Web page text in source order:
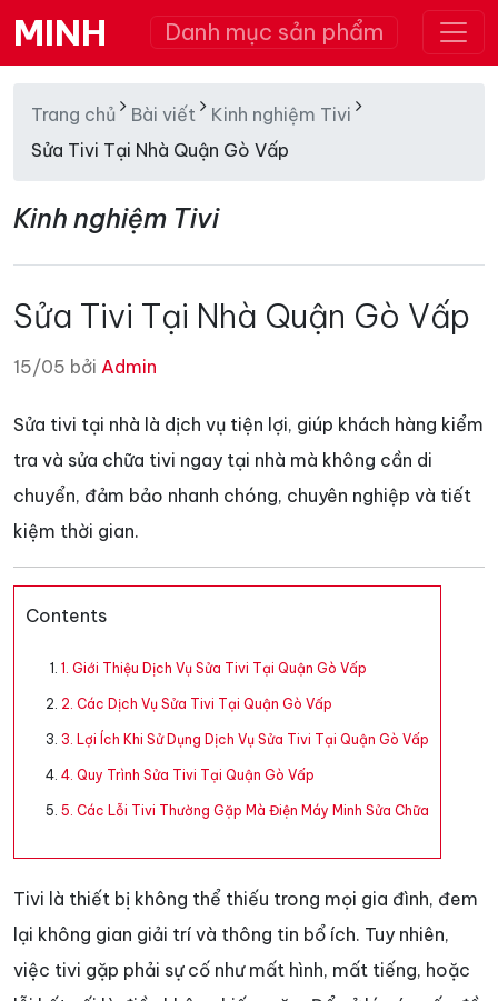
MINH Danh mục sản phẩm
Trang chủ Bài viết
Kinh nghiệm Tivi
Sửa Tivi Tại Nhà Quận Gò Vấp
Kinh nghiệm Tivi
Sửa Tivi Tại Nhà Quận Gò Vấp
15/05 bởi Admin
Sửa tivi tại nhà là dịch vụ tiện lợi, giúp khách hàng kiểm
tra và sửa chữa tivi ngay tại nhà mà không cần di
chuyển, đảm bảo nhanh chóng, chuyên nghiệp và tiết
kiệm thời gian.
Contents
1. Giới Thiệu Dịch Vụ Sửa Tivi Tại Quận Gò Vấp
2. Các Dịch Vụ Sửa Tivi Tại Quận Gò Vấp
3. Lợi Ích Khi Sử Dụng Dịch Vụ Sửa Tivi Tại Quận Gò Vấp
4. Quy Trình Sửa Tivi Tại Quận Gò Vấp
5. Các Lỗi Tivi Thường Gặp Mà Điện Máy Minh Sửa Chữa
Tivi là thiết bị không thể thiếu trong mọi gia đình, đem
lại không gian giải trí và thông tin bổ ích. Tuy nhiên,
việc tivi gặp phải sự cố như mất hình, mất tiếng, hoặc